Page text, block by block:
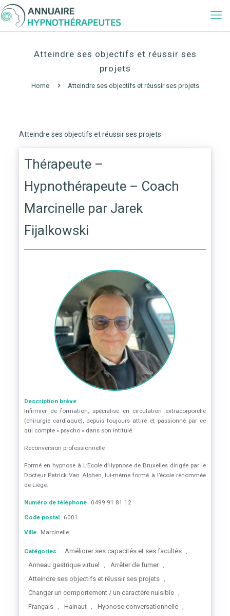
Atteindre ses objectifs et réussir ses
projets
Home Atteindre ses objectifs et réussir ses projets
Atteindre ses objectifs et réussir ses projets
Thérapeute –
Hypnothérapeute – Coach
Marcinelle par Jarek
Fijalkowski
Description brève
Infirmier de formation, spécialisé en circulation extracorporelle
(chirurgie cardiaque), depuis toujours attiré et passionné par ce
qui compte « psycho » dans son intitulé.
Reconversion professionnelle :
Formé en hypnose à L’Ecole d’Hypnose de Bruxelles dirigée par le
Docteur Patrick Van Alphen, lui-même formé à l’école renommée
de Liège.
Numéro de téléphone 0499 91 81 12
Code postal 6001
Ville Marcinelle
Catégories Améliorer ses capacités et ses facultés ,
Anneau gastrique virtuel , Arrêter de fumer ,
Atteindre ses objectifs et réussir ses projets ,
Changer un comportement / un caractère nuisible ,
Français , Hainaut , Hypnose conversationnelle ,